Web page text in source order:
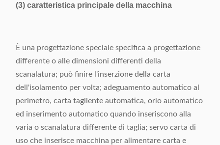
(3) caratteristica principale della macchina
È una progettazione speciale specifica a progettazione
differente o alle dimensioni differenti della
scanalatura; può finire l'inserzione della carta
dell'isolamento per volta; adeguamento automatico al
perimetro, carta tagliente automatica, orlo automatico
ed inserimento automatico quando inseriscono alla
varia o scanalatura differente di taglia; servo carta di
uso che inserisce macchina per alimentare carta e